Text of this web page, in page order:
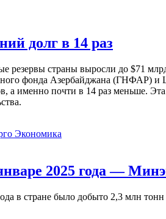
долг в 14 раз
страны выросли до $71
фонда Азербайджана (ГНФАР) и
именно почти в 14 раз меньше.
Экономика
2025 года —
в стране было добыто 2,3 млн тонн